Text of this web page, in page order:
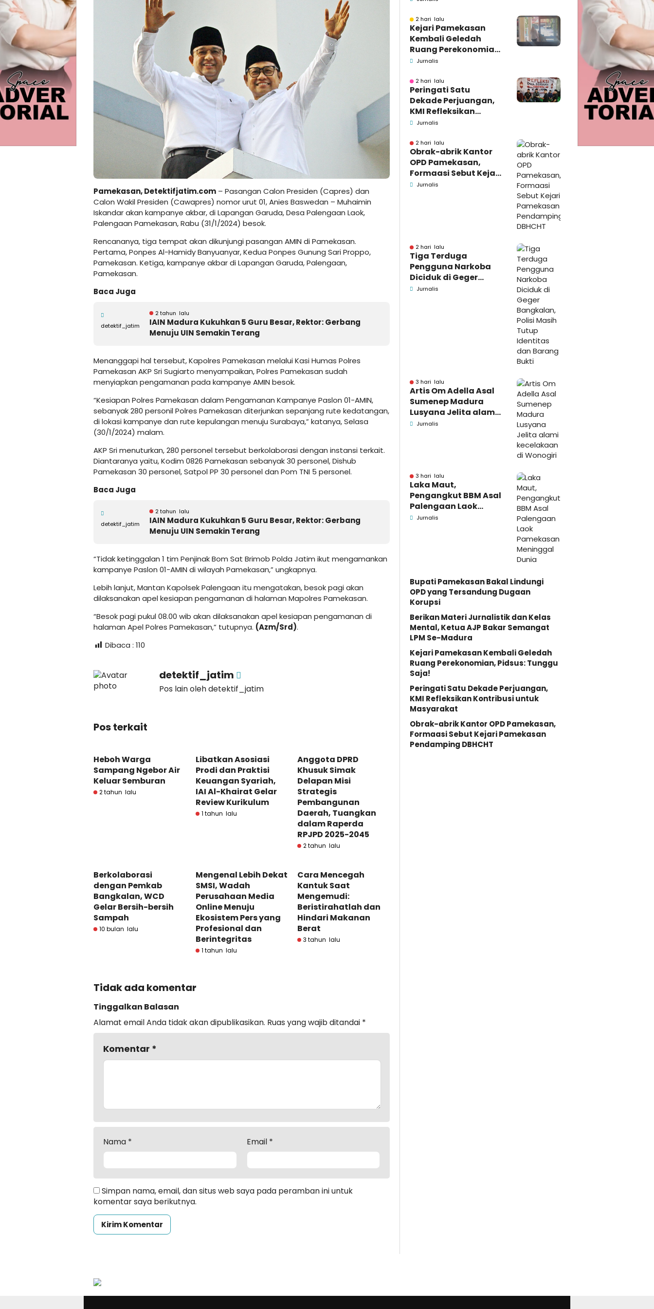
Pamekasan, Detektifjatim.com – Pasangan Calon Presiden (Capres) dan
Calon Wakil Presiden (Cawapres) nomor urut 01, Anies Baswedan – Muhaimin
Iskandar akan kampanye akbar, di Lapangan Garuda, Desa Palengaan Laok,
Palengaan Pamekasan, Rabu (31/1/2024) besok.
Rencananya, tiga tempat akan dikunjungi pasangan AMIN di Pamekasan.
Pertama, Ponpes Al-Hamidy Banyuanyar, Kedua Ponpes Gunung Sari Proppo,
Pamekasan. Ketiga, kampanye akbar di Lapangan Garuda, Palengaan,
Pamekasan.
Baca Juga
2 tahun lalu
IAIN Madura Kukuhkan 5 Guru Besar, Rektor: Gerbang
Menuju UIN Semakin Terang
detektif_jatim
Menanggapi hal tersebut, Kapolres Pamekasan melalui Kasi Humas Polres
Pamekasan AKP Sri Sugiarto menyampaikan, Polres Pamekasan sudah
menyiapkan pengamanan pada kampanye AMIN besok.
“Kesiapan Polres Pamekasan dalam Pengamanan Kampanye Paslon 01-AMIN,
sebanyak 280 personil Polres Pamekasan diterjunkan sepanjang rute kedatangan,
di lokasi kampanye dan rute kepulangan menuju Surabaya,” katanya, Selasa
(30/1/2024) malam.
AKP Sri menuturkan, 280 personel tersebut berkolaborasi dengan instansi terkait.
Diantaranya yaitu, Kodim 0826 Pamekasan sebanyak 30 personel, Dishub
Pamekasan 30 personel, Satpol PP 30 personel dan Pom TNI 5 personel.
Baca Juga
2 tahun lalu
IAIN Madura Kukuhkan 5 Guru Besar, Rektor: Gerbang
Menuju UIN Semakin Terang
detektif_jatim
“Tidak ketinggalan 1 tim Penjinak Bom Sat Brimob Polda Jatim ikut mengamankan
kampanye Paslon 01-AMIN di wilayah Pamekasan,” ungkapnya.
Lebih lanjut, Mantan Kapolsek Palengaan itu mengatakan, besok pagi akan
dilaksanakan apel kesiapan pengamanan di halaman Mapolres Pamekasan.
“Besok pagi pukul 08.00 wib akan dilaksanakan apel kesiapan pengamanan di
halaman Apel Polres Pamekasan,” tutupnya. (Azm/Srd).
Dibaca : 110
detektif_jatim
Pos lain oleh detektif_jatim
Pos terkait
Heboh Warga
Sampang Ngebor Air
Keluar Semburan
2 tahun lalu
Libatkan Asosiasi
Prodi dan Praktisi
Keuangan Syariah,
IAI Al-Khairat Gelar
Review Kurikulum
1 tahun lalu
Anggota DPRD
Khusuk Simak
Delapan Misi
Strategis
Pembangunan
Daerah, Tuangkan
dalam Raperda
RPJPD 2025-2045
2 tahun lalu
Berkolaborasi
dengan Pemkab
Bangkalan, WCD
Gelar Bersih-bersih
Sampah
10 bulan lalu
Mengenal Lebih Dekat
SMSI, Wadah
Perusahaan Media
Online Menuju
Ekosistem Pers yang
Profesional dan
Berintegritas
1 tahun lalu
Cara Mencegah
Kantuk Saat
Mengemudi:
Beristirahatlah dan
Hindari Makanan
Berat
3 tahun lalu
Tidak ada komentar
Tinggalkan Balasan
Alamat email Anda tidak akan dipublikasikan. Ruas yang wajib ditandai *
Komentar *
Nama * Email *
Simpan nama, email, dan situs web saya pada peramban ini untuk
komentar saya berikutnya.
2 hari lalu
Kejari Pamekasan
Kembali Geledah
Ruang Perekonomian,
Pidsus: Tunggu Saja!
Jurnalis
2 hari lalu
Peringati Satu
Dekade Perjuangan,
KMI Refleksikan
Kontribusi untuk
Jurnalis
2 hari lalu
Obrak-abrik Kantor
OPD Pamekasan,
Formaasi Sebut Kejari
Pamekasan
Jurnalis
2 hari lalu
Tiga Terduga
Pengguna Narkoba
Diciduk di Geger
Bangkalan, Polisi
Jurnalis
3 hari lalu
Artis Om Adella Asal
Sumenep Madura
Lusyana Jelita alami
kecelakaan di
Jurnalis
3 hari lalu
Laka Maut,
Pengangkut BBM Asal
Palengaan Laok
Pamekasan
Jurnalis
Bupati Pamekasan Bakal Lindungi
OPD yang Tersandung Dugaan
Korupsi
Berikan Materi Jurnalistik dan Kelas
Mental, Ketua AJP Bakar Semangat
LPM Se-Madura
Kejari Pamekasan Kembali Geledah
Ruang Perekonomian, Pidsus: Tunggu
Saja!
Peringati Satu Dekade Perjuangan,
KMI Refleksikan Kontribusi untuk
Masyarakat
Obrak-abrik Kantor OPD Pamekasan,
Formaasi Sebut Kejari Pamekasan
Pendamping DBHCHT